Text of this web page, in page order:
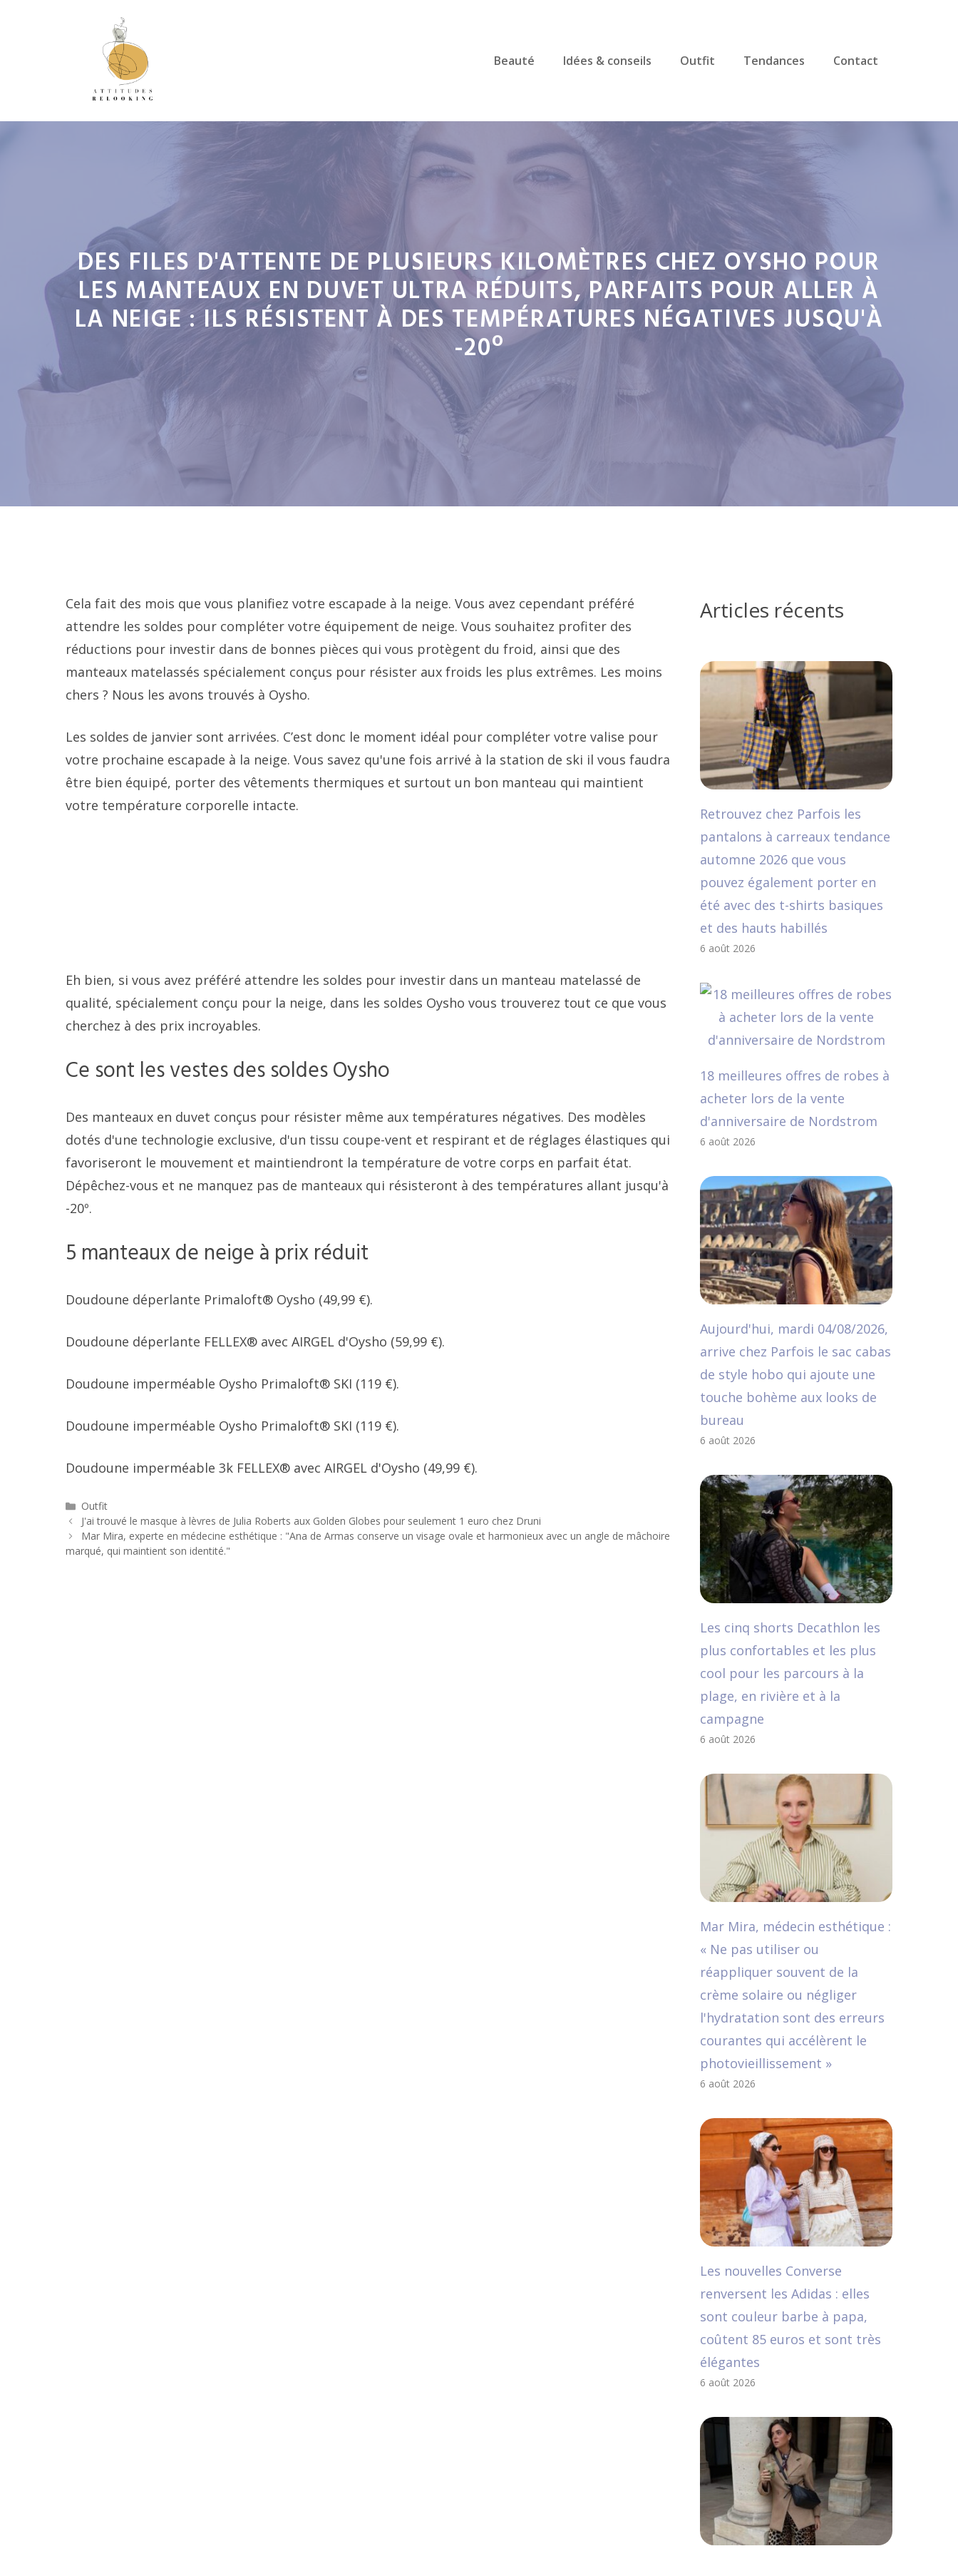
Beauté Idées & conseils Outfit Tendances Contact
DES FILES D'ATTENTE DE PLUSIEURS KILOMÈTRES CHEZ OYSHO POUR
LES MANTEAUX EN DUVET ULTRA RÉDUITS, PARFAITS POUR ALLER À
LA NEIGE : ILS RÉSISTENT À DES TEMPÉRATURES NÉGATIVES JUSQU'À
-20º
Cela fait des mois que vous planifiez votre escapade à la neige. Vous avez cependant préféré
attendre les soldes pour compléter votre équipement de neige. Vous souhaitez profiter des
réductions pour investir dans de bonnes pièces qui vous protègent du froid, ainsi que des
manteaux matelassés spécialement conçus pour résister aux froids les plus extrêmes. Les moins
chers ? Nous les avons trouvés à Oysho.
Les soldes de janvier sont arrivées. C’est donc le moment idéal pour compléter votre valise pour
votre prochaine escapade à la neige. Vous savez qu'une fois arrivé à la station de ski il vous faudra
être bien équipé, porter des vêtements thermiques et surtout un bon manteau qui maintient
votre température corporelle intacte.
Eh bien, si vous avez préféré attendre les soldes pour investir dans un manteau matelassé de
qualité, spécialement conçu pour la neige, dans les soldes Oysho vous trouverez tout ce que vous
cherchez à des prix incroyables.
Ce sont les vestes des soldes Oysho
Des manteaux en duvet conçus pour résister même aux températures négatives. Des modèles
dotés d'une technologie exclusive, d'un tissu coupe-vent et respirant et de réglages élastiques qui
favoriseront le mouvement et maintiendront la température de votre corps en parfait état.
Dépêchez-vous et ne manquez pas de manteaux qui résisteront à des températures allant jusqu'à
-20º.
5 manteaux de neige à prix réduit
Doudoune déperlante Primaloft® Oysho (49,99 €).
Doudoune déperlante FELLEX® avec AIRGEL d'Oysho (59,99 €).
Doudoune imperméable Oysho Primaloft® SKI (119 €).
Doudoune imperméable Oysho Primaloft® SKI (119 €).
Doudoune imperméable 3k FELLEX® avec AIRGEL d'Oysho (49,99 €).
Catégories
Outfit
Navigation
des
articles
J'ai trouvé le masque à lèvres de Julia Roberts aux Golden Globes pour seulement 1 euro chez Druni
Mar Mira, experte en médecine esthétique : "Ana de Armas conserve un visage ovale et harmonieux avec un angle de mâchoire
marqué, qui maintient son identité."
Articles récents
Retrouvez chez Parfois les
pantalons à carreaux tendance
automne 2026 que vous
pouvez également porter en
été avec des t-shirts basiques
et des hauts habillés
6 août 2026
18 meilleures offres de robes à
acheter lors de la vente
d'anniversaire de Nordstrom
6 août 2026
Aujourd'hui, mardi 04/08/2026,
arrive chez Parfois le sac cabas
de style hobo qui ajoute une
touche bohème aux looks de
bureau
6 août 2026
Les cinq shorts Decathlon les
plus confortables et les plus
cool pour les parcours à la
plage, en rivière et à la
campagne
6 août 2026
Mar Mira, médecin esthétique :
« Ne pas utiliser ou
réappliquer souvent de la
crème solaire ou négliger
l'hydratation sont des erreurs
courantes qui accélèrent le
photovieillissement »
6 août 2026
Les nouvelles Converse
renversent les Adidas : elles
sont couleur barbe à papa,
coûtent 85 euros et sont très
élégantes
6 août 2026